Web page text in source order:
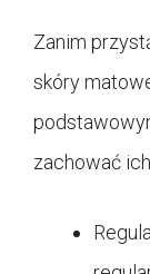
Zanim
skóry
zachować